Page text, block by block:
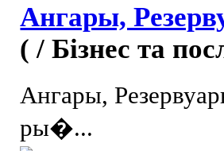
Ангары,
( / Бізнес та
Ангары,
ры�...